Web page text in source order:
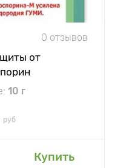
0 отзывов
от
10 г
руб
Купить